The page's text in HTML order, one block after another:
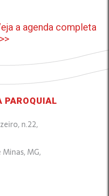
a agenda completa
PAROQUIAL
n.22,
MG,